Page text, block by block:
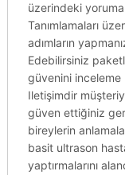
üzerindeki
Tanımlamaları
adımların
Edebilirsiniz
güvenini
Iletişimdir
güven ettiğiniz
bireylerin
basit ultrason
yaptırmalarını